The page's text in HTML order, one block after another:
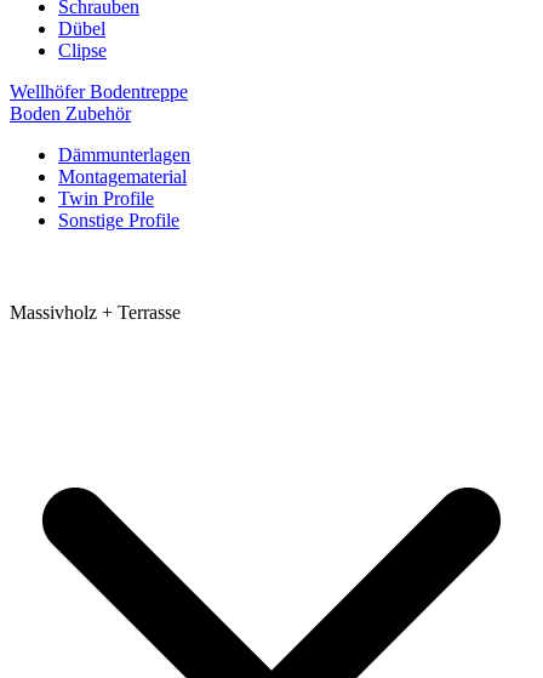
Schrauben
Dübel
Clipse
Wellhöfer Bodentreppe
Boden Zubehör
Dämmunterlagen
Montagematerial
Twin Profile
Sonstige Profile
Massivholz + Terrasse